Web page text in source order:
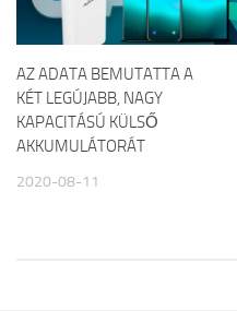
AZ ADATA BEMUTATTA A
KÉT LEGÚJABB, NAGY
KAPACITÁSÚ KÜLSŐ
AKKUMULÁTORÁT
2020-08-11